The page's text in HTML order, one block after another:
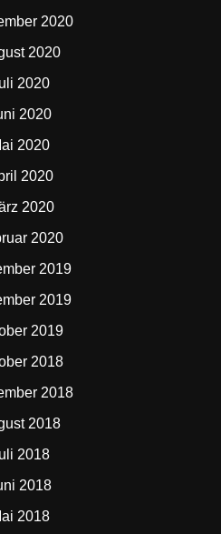
2020
2020
2020
2020
2020
2020
2020
2020
2019
2019
2019
2018
2018
2018
2018
2018
2018